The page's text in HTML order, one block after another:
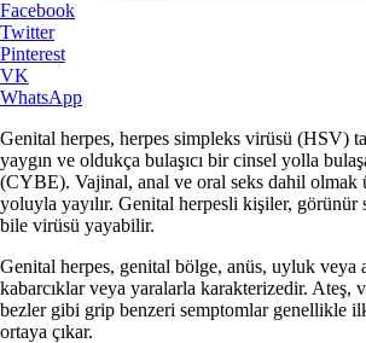
Facebook
Twitter
Pinterest
VK
WhatsApp
Genital herpes, herpes simpleks virüsü (HSV)
yaygın ve oldukça bulaşıcı bir cinsel yolla
(CYBE). Vajinal, anal ve oral seks dahil olmak
yoluyla yayılır. Genital herpesli kişiler, görünür
bile virüsü yayabilir.
Genital herpes, genital bölge, anüs, uyluk veya
kabarcıklar veya yaralarla karakterizedir. Ateş,
bezler gibi grip benzeri semptomlar genellikle ilk
ortaya çıkar.